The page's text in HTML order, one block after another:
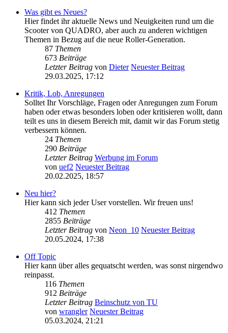
Was gibt es Neues?
Hier findet ihr aktuelle News und Neuigkeiten rund um die
Scooter von QUADRO, aber auch zu anderen wichtigen
Themen in Bezug auf die neue Roller-Generation.
87 Themen
673 Beiträge
Letzter Beitrag von Dieter Neuester Beitrag
29.03.2025, 17:12
Kritik, Lob, Anregungen
Solltet Ihr Vorschläge, Fragen oder Anregungen zum Forum
haben oder etwas besonders loben oder kritisieren wollt, dann
teilt es uns in diesem Bereich mit, damit wir das Forum stetig
verbessern können.
24 Themen
290 Beiträge
Letzter Beitrag Werbung im Forum
von uef2 Neuester Beitrag
20.02.2025, 18:57
Neu hier?
Hier kann sich jeder User vorstellen. Wir freuen uns!
412 Themen
2855 Beiträge
Letzter Beitrag von Neon_10 Neuester Beitrag
20.05.2024, 17:38
Off Topic
Hier kann über alles gequatscht werden, was sonst nirgendwo
reinpasst.
116 Themen
912 Beiträge
Letzter Beitrag Beinschutz von TU
von wrangler Neuester Beitrag
05.03.2024, 21:21